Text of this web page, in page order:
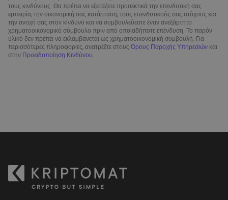
τους κινδύνους. Θα πρέπει να εξετάζετε προσεκτικά την επενδυτική σας
εμπειρία, την οικονομική σας κατάσταση, τους επενδυτικούς σας στόχους και
την ανοχή σας στον κίνδυνο και να συμβουλεύεστε έναν ανεξάρτητο
χρηματοοικονομικό σύμβουλο πριν από οποιαδήποτε επένδυση. Το παρόν
υλικό δεν πρέπει να εκλαμβάνεται ως χρηματοοικονομική συμβουλή. Για
περισσότερες πληροφορίες, ανατρέξτε στουςΌρους Παροχής Υπηρεσιών και
στην Προειδοποίηση Κινδύνου.